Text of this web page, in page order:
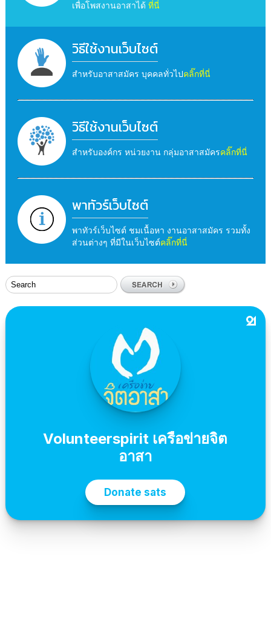
เพื่อโพสงานอาสาได้ ที่นี่
วิธีใช้งานเว็บไซต์
สำหรับอาสาสมัคร บุคคลทั่วไปคลิ๊กที่นี่
วิธีใช้งานเว็บไซต์
สำหรับองค์กร หน่วยงาน กลุ่มอาสาสมัครคลิ๊กที่นี่
พาทัวร์เว็บไซต์
พาทัวร์เว็บไซต์ ชมเนื้อหา งานอาสาสมัคร รวมทั้ง
ส่วนต่างๆ ที่มีในเว็บไซต์คลิ๊กที่นี่